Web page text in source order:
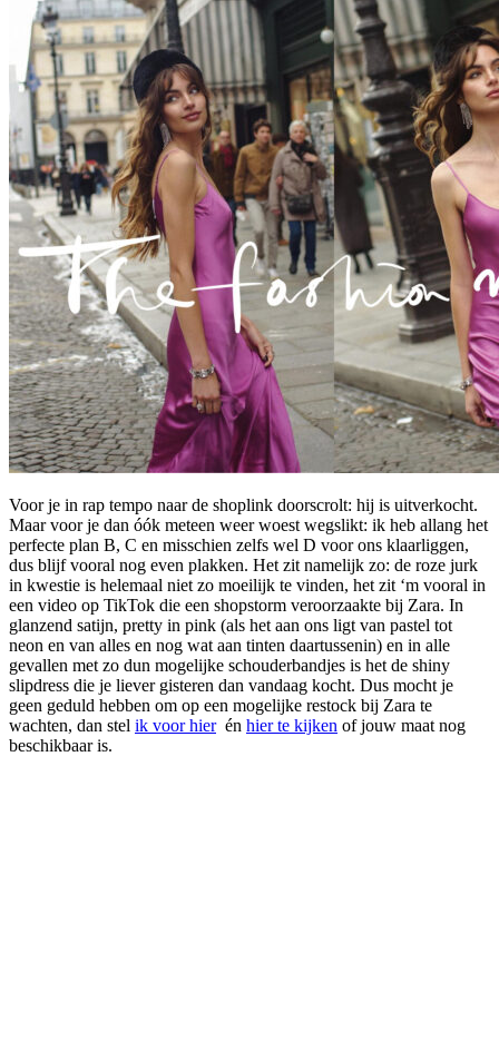
Voor je in rap tempo naar de shoplink doorscrolt: hij is uitverkocht.
Maar voor je dan óók meteen weer woest wegslikt: ik heb allang het
perfecte plan B, C en misschien zelfs wel D voor ons klaarliggen,
dus blijf vooral nog even plakken. Het zit namelijk zo: de roze jurk
in kwestie is helemaal niet zo moeilijk te vinden, het zit ‘m vooral in
een video op TikTok die een shopstorm veroorzaakte bij Zara. In
glanzend satijn, pretty in pink (als het aan ons ligt van pastel tot
neon en van alles en nog wat aan tinten daartussenin) en in alle
gevallen met zo dun mogelijke schouderbandjes is het de shiny
slipdress die je liever gisteren dan vandaag kocht. Dus mocht je
geen geduld hebben om op een mogelijke restock bij Zara te
wachten, dan stel ik voor hierén hier te kijken of jouw maat nog
beschikbaar is.